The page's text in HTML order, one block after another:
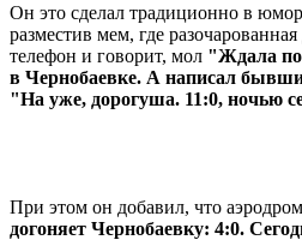
Он это сделал традиционно в
разместив мем, где
телефон и говорит, мол "Ждала
в Чернобаевке. А написал
"На уже, дорогуша. 11:0, ночью
При этом он добавил, что
догоняет Чернобаевку: 4:0.